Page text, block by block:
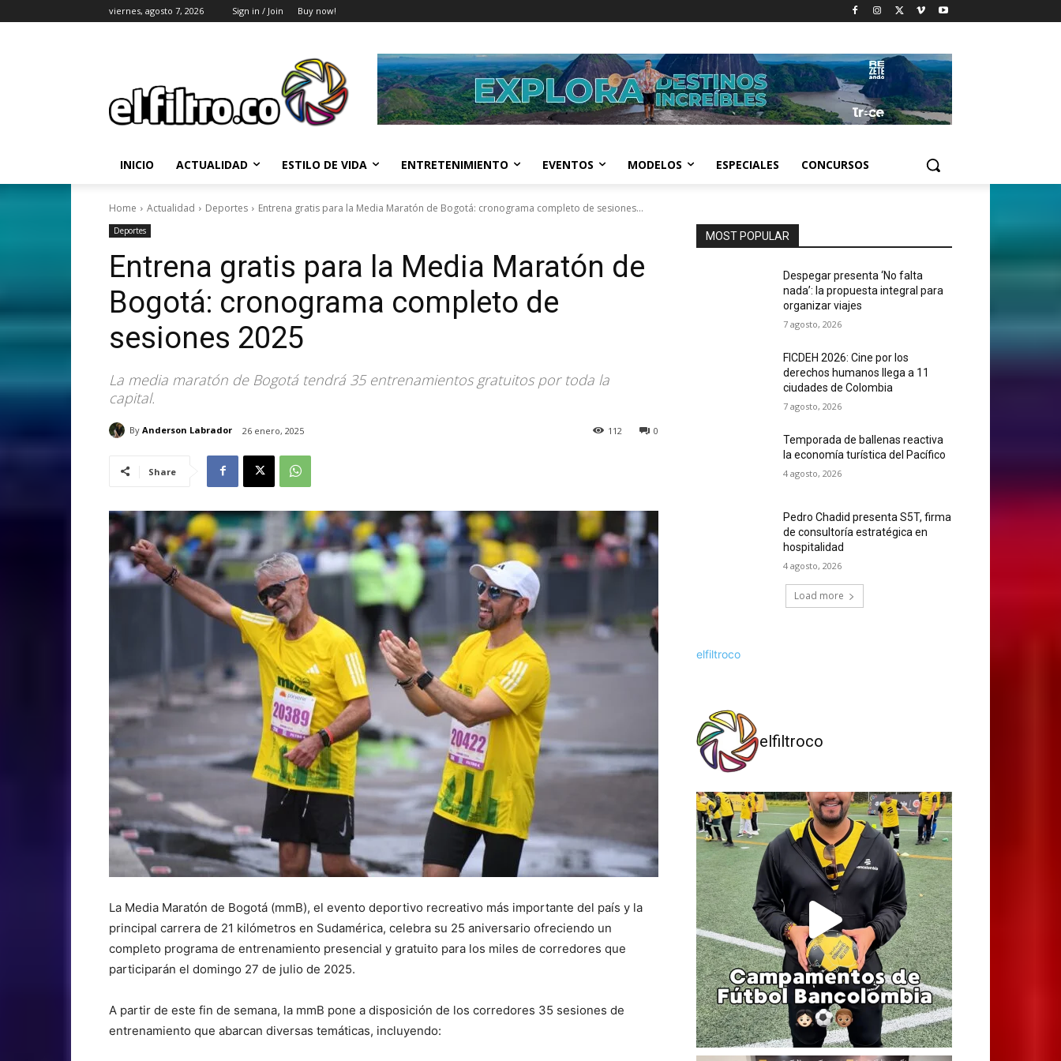
viernes, agosto 7, 2026 Sign in / Join Buy now!
INICIO ACTUALIDAD ESTILO DE VIDA ENTRETENIMIENTO EVENTOS MODELOS ESPECIALES CONCURSOS
Home Actualidad Deportes Entrena gratis para la Media Maratón de Bogotá: cronograma completo de sesiones...
Deportes
Entrena gratis para la Media Maratón de
Bogotá: cronograma completo de
sesiones 2025
La media maratón de Bogotá tendrá 35 entrenamientos gratuitos por toda la
capital.
By Anderson Labrador 26 enero, 2025 0
112
Share
La Media Maratón de Bogotá (mmB), el evento deportivo recreativo más importante del país y la
principal carrera de 21 kilómetros en Sudamérica, celebra su 25 aniversario ofreciendo un
completo programa de entrenamiento presencial y gratuito para los miles de corredores que
participarán el domingo 27 de julio de 2025.
A partir de este fin de semana, la mmB pone a disposición de los corredores 35 sesiones de
entrenamiento que abarcan diversas temáticas, incluyendo:
MOST POPULAR
Despegar presenta ‘No falta
nada’: la propuesta integral para
organizar viajes
7 agosto, 2026
FICDEH 2026: Cine por los
derechos humanos llega a 11
ciudades de Colombia
7 agosto, 2026
Temporada de ballenas reactiva
la economía turística del Pacífico
4 agosto, 2026
Pedro Chadid presenta S5T, firma
de consultoría estratégica en
hospitalidad
4 agosto, 2026
Load more
elfiltroco
elfiltroco